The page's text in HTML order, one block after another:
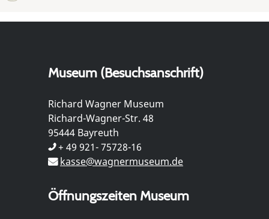
Museum (Besuchsanschrift)
Richard Wagner Museum
Richard-Wagner-Str. 48
95444 Bayreuth
+ 49 921- 75728-16
kasse@wagnermuseum.de
Öffnungszeiten Museum